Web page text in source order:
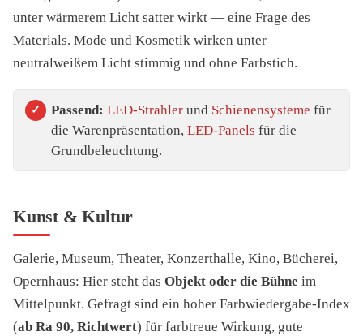
unter wärmerem Licht satter wirkt — eine Frage des
Materials. Mode und Kosmetik wirken unter
neutralweißem Licht stimmig und ohne Farbstich.
Passend: LED-Strahler und Schienensysteme für
die Warenpräsentation, LED-Panels für die
Grundbeleuchtung.
Kunst & Kultur
Galerie, Museum, Theater, Konzerthalle, Kino, Bücherei,
Opernhaus: Hier steht das Objekt oder die Bühne im
Mittelpunkt. Gefragt sind ein hoher Farbwiedergabe-Index
(ab Ra 90, Richtwert) für farbtreue Wirkung, gute